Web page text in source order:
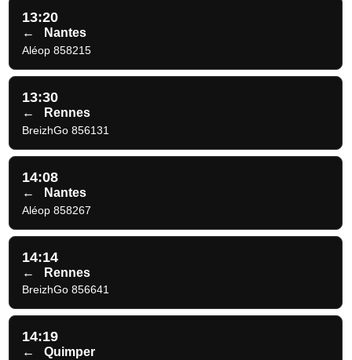
13:20
← Nantes
Aléop 858215
13:30
← Rennes
BreizhGo 856131
14:08
← Nantes
Aléop 858267
14:14
← Rennes
BreizhGo 856641
14:19
← Quimper